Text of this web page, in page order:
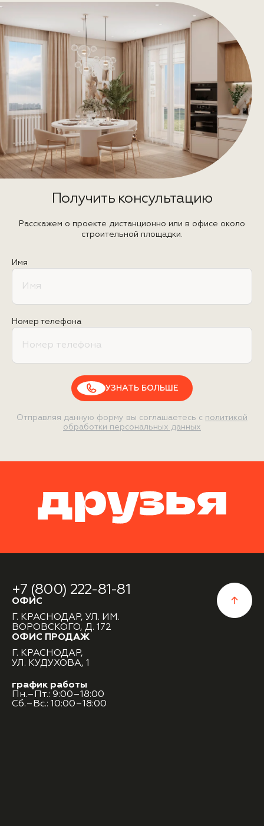
Получить консультацию
Расскажем о проекте дистанционно или в офисе около
строительной площадки.
Имя
Номер телефона
УЗНАТЬ БОЛЬШЕ
Отправляя данную форму вы соглашаетесь с политикой
обработки персональных данных
+7 (800) 222-81-81
ОФИС
Г. КРАСНОДАР, УЛ. ИМ.
ВОРОВСКОГО, Д. 172
ОФИС ПРОДАЖ
Г. КРАСНОДАР,
УЛ. КУДУХОВА, 1
график работы
Пн.–Пт.: 9:00–18:00
Сб.–Вс.: 10:00–18:00